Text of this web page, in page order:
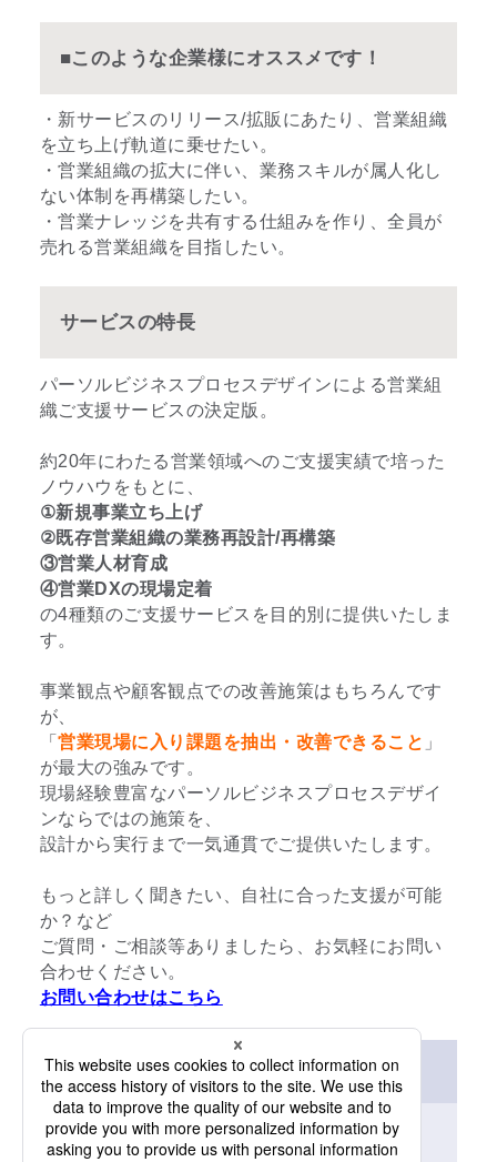
■このような企業様にオススメです！
・新サービスのリリース/拡販にあたり、営業組織
を立ち上げ軌道に乗せたい。
・営業組織の拡大に伴い、業務スキルが属人化し
ない体制を再構築したい。
・営業ナレッジを共有する仕組みを作り、全員が
売れる営業組織を目指したい。
サービスの特長
パーソルビジネスプロセスデザインによる営業組
織ご支援サービスの決定版。
約20年にわたる営業領域へのご支援実績で培った
ノウハウをもとに、
①新規事業立ち上げ
②既存営業組織の業務再設計/再構築
③営業人材育成
④営業DXの現場定着
の4種類のご支援サービスを目的別に提供いたしま
す。
事業観点や顧客観点での改善施策はもちろんです
が、
「営業現場に入り課題を抽出・改善できること 」
が最大の強みです。
現場経験豊富なパーソルビジネスプロセスデザイ
ンならではの施策を、
設計から実行まで一気通貫でご提供いたします。
もっと詳しく聞きたい、自社に合った支援が可能
か？など
ご質問・ご相談等ありましたら、お気軽にお問い
合わせください。
お問い合わせはこちら
資料ダウンロード（無料）
「*」は必須項目です。